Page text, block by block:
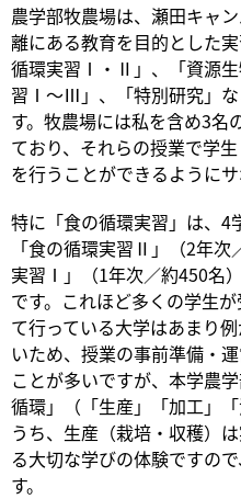
農学部牧農場は、瀬田キャ
離にある教育を目的とした
循環実習Ⅰ・Ⅱ」、「資源生
習Ⅰ～Ⅲ」、「特別研究」な
す。牧農場には私を含め3名
ており、それらの授業で学
を行うことができるようにサ
特に「食の循環実習」は、4
「食の循環実習Ⅱ」（2年
実習Ⅰ」（1年次／約450名
です。これほど多くの学生
て行っている大学はあまり
いため、授業の事前準備・
ことが多いですが、本学農
循環」（「生産」「加工」
うち、生産（栽培・収穫）
る大切な学びの体験ですの
す。